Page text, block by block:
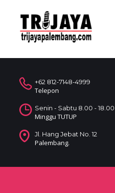
+62 812-7148-4999
Telepon
Senin - Sabtu 8.00 - 18.00
Minggu TUTUP
Jl. Hang Jebat No. 12
Palembang.